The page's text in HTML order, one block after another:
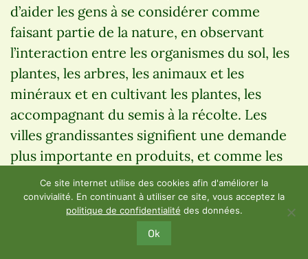
d’aider les gens à se considérer comme
faisant partie de la nature, en observant
l’interaction entre les organismes du sol, les
plantes, les arbres, les animaux et les
minéraux et en cultivant les plantes, les
accompagnant du semis à la récolte. Les
villes grandissantes signifient une demande
plus importante en produits, et comme les
espaces sont petits, le rendement doit être
élevé. L’agriculture urbaine répond à ce
besoin en produisant des produits de grande
qualité. Dans l’agriculture conventionnelle,
Ce site internet utilise des cookies afin d'améliorer la
convivialité. En continuant à utiliser ce site, vous acceptez la
politique de confidentialité des données.
Ok